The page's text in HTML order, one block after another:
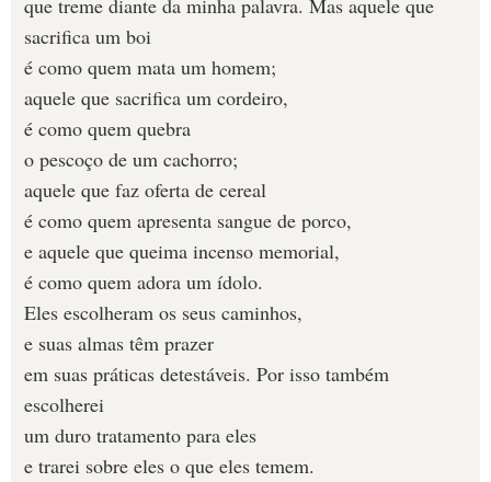
que treme diante da minha palavra. Mas aquele que
sacrifica um boi
é como quem mata um homem;
aquele que sacrifica um cordeiro,
é como quem quebra
o pescoço de um cachorro;
aquele que faz oferta de cereal
é como quem apresenta sangue de porco,
e aquele que queima incenso memorial,
é como quem adora um ídolo.
Eles escolheram os seus caminhos,
e suas almas têm prazer
em suas práticas detestáveis. Por isso também
escolherei
um duro tratamento para eles
e trarei sobre eles o que eles temem.